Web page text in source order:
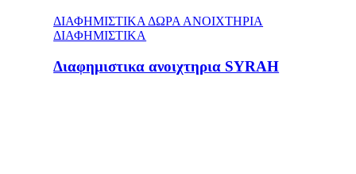
ΔΙΑΦΗΜΙΣΤΙΚΑ ΔΩΡΑ ΑΝΟΙΧΤΗΡΙΑ
ΔΙΑΦΗΜΙΣΤΙΚΑ
Διαφημιστικα ανοιχτηρια SYRAH